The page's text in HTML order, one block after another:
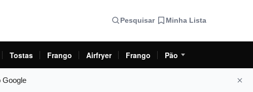
Pesquisar Minha Lista
Tostas Frango Airfryer Frango Pão
Google